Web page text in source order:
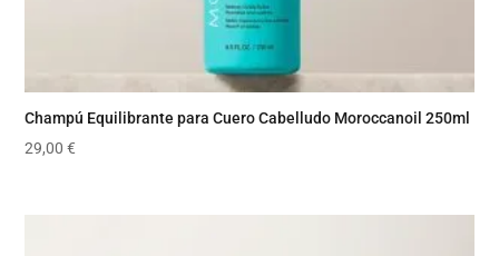
Champú Equilibrante para Cuero Cabelludo Moroccanoil 250ml
29,00€